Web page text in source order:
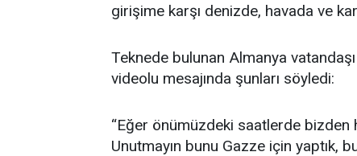
girişime karşı denizde, havada ve
Teknede bulunan Almanya
videolu mesajında şunları söyledi:
“Eğer önümüzdeki saatlerde bizden
Unutmayın bunu Gazze için yaptık,